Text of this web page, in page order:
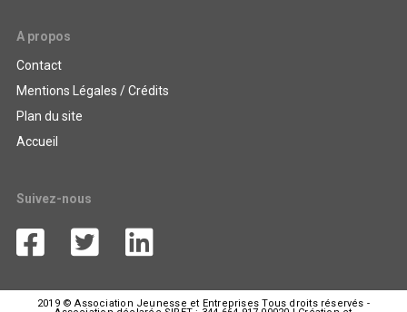
A propos
Contact
Mentions Légales / Crédits
Plan du site
Accueil
Suivez-nous
2019 © Association Jeunesse et Entreprises Tous droits réservés -